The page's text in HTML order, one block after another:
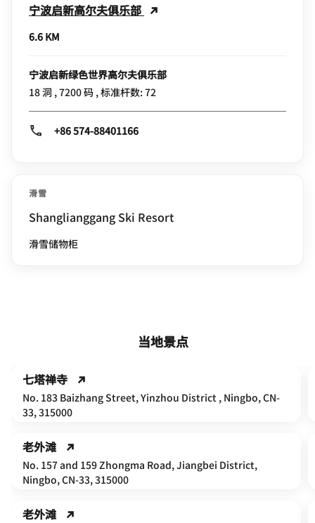
宁波启新高尔夫俱乐部
6.6 KM
宁波启新绿色世界高尔夫俱乐部
18 洞 , 7200 码 , 标准杆数: 72
+86 574-88401166
滑雪
Shanglianggang Ski Resort
滑雪储物柜
当地景点
七塔禅寺
No. 183 Baizhang Street, Yinzhou District , Ningbo, CN-
33, 315000
老外滩
No. 157 and 159 Zhongma Road, Jiangbei District,
Ningbo, CN-33, 315000
老外滩